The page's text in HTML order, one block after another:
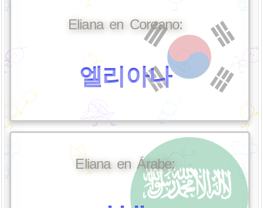
Eliana en Coreano:
엘리아나
Eliana en Árabe: